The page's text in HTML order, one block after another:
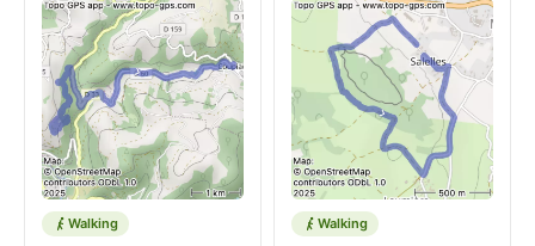
Walking Walking